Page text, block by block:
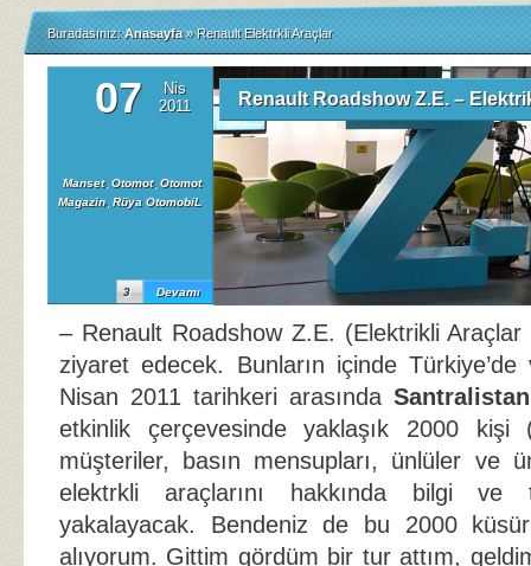
Buradasınız: Anasayfa » Renault Elektrkli Araçlar
07
Nis
2011
Manset, Otomot, Otomot
Magazin, Rüya OtomobiL
Devamı
3
Renault Roadshow Z.E. –
– Renault Roadshow Z.E. (Elektrikli
ziyaret edecek. Bunların içinde Türkiye’de
Nisan 2011 tarihkeri arasında
etkinlik çerçevesinde yaklaşık 2000 kişi
müşteriler, basın mensupları, ünlüler ve
elektrkli araçlarını hakkında bilgi ve
yakalayacak. Bendeniz de bu 2000
alıyorum. Gittim gördüm bir tur attım,